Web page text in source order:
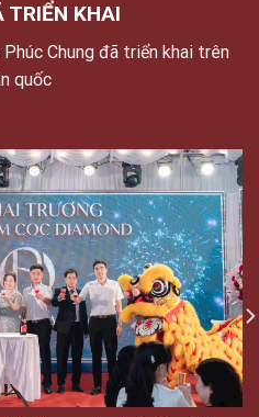
TRIỂN KHAI
Chung đã triển khai trên
quốc